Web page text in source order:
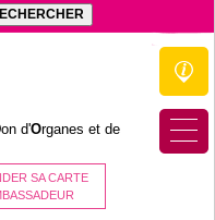
on d'Organes et de
SA CARTE